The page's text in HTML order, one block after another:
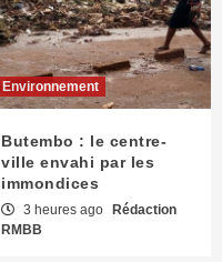
Environnement
Butembo : le centre-
ville envahi par les
immondices
3 heures ago
Rédaction
RMBB